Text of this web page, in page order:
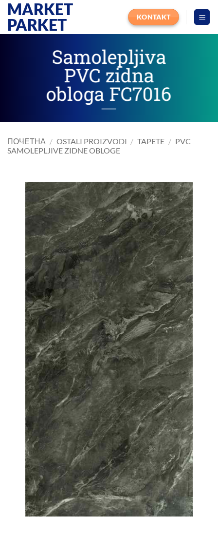
Прескочи
садржај
MARKET
PARKET
KONTAKT
Samolepljiva
PVC zidna
obloga FC7016
ПОЧЕТНА / OSTALI PROIZVODI / TAPETE / PVC
SAMOLEPLJIVE ZIDNE OBLOGE